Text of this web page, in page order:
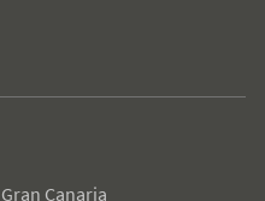
Gran Canaria